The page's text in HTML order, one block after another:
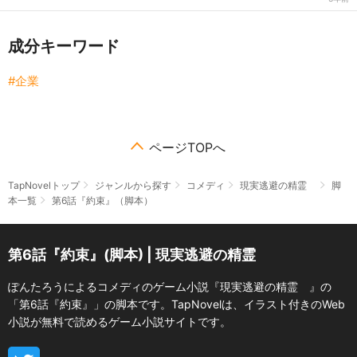
成分キーワード
企業
ページTOPへ
TapNovelトップ ジャンルから探す コメディ 現実逃避の精霊
脚
本一覧
第6話『約束』（脚本）
第6話『約束』(脚本) | 現実逃避の精霊
ぽんたろうによるコメディのゲーム小説『現実逃避の精霊 』の
「第6話『約束』」の脚本です。TapNovelは、イラスト付きのWeb
小説が無料で読めるゲーム小説サイトです。